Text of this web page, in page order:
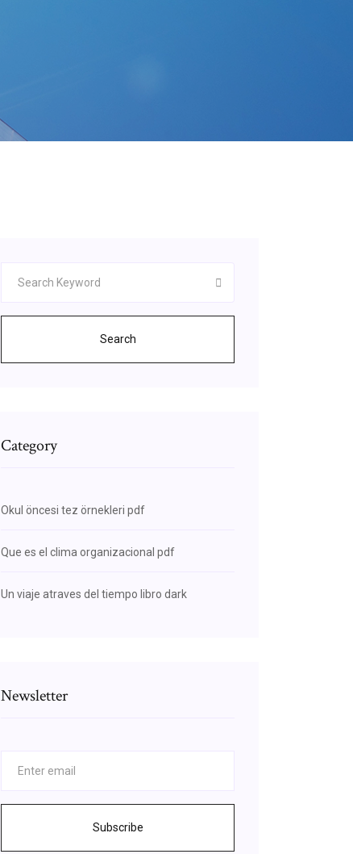
Search
Category
Okul öncesi tez örnekleri pdf
Que es el clima organizacional pdf
Un viaje atraves del tiempo libro dark
Newsletter
Subscribe